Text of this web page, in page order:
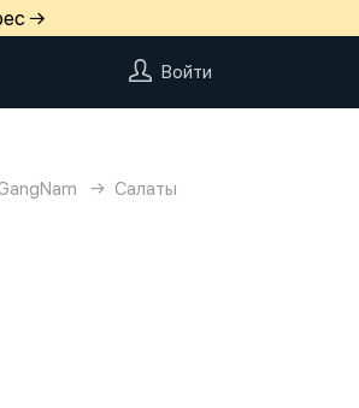
→
Войти
Салаты